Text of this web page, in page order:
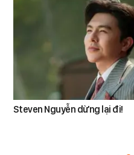
Steven Nguyễn dừng lại đi!